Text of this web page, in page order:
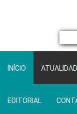
INÍCIO
EDITORIAL